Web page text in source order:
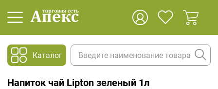
Каталог
Напиток чай Lipton зеленый 1л